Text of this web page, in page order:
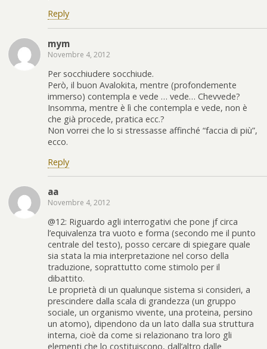
Reply
mym
Novembre 4, 2012
Per socchiudere socchiude.
Però, il buon Avalokita, mentre (profondemente
immerso) contempla e vede … vede… Chevvede?
Insomma, mentre è lì che contempla e vede, non è
che già procede, pratica ecc.?
Non vorrei che lo si stressasse affinché “faccia di più”,
ecco.
Reply
aa
Novembre 4, 2012
@12: Riguardo agli interrogativi che pone jf circa
l’equivalenza tra vuoto e forma (secondo me il punto
centrale del testo), posso cercare di spiegare quale
sia stata la mia interpretazione nel corso della
traduzione, soprattutto come stimolo per il
dibattito.
Le proprietà di un qualunque sistema si consideri, a
prescindere dalla scala di grandezza (un gruppo
sociale, un organismo vivente, una proteina, persino
un atomo), dipendono da un lato dalla sua struttura
interna, cioè da come si relazionano tra loro gli
elementi che lo costituiscono, dall’altro dalle